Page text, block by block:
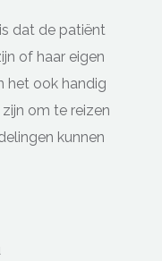
dat de patiënt
of haar eigen
het ook handig
om te reizen
kunnen